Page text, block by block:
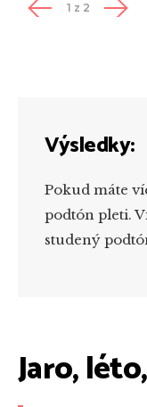
1 z 2
Výsledky:
Pokud máte
podtón pleti.
studený
Jaro,